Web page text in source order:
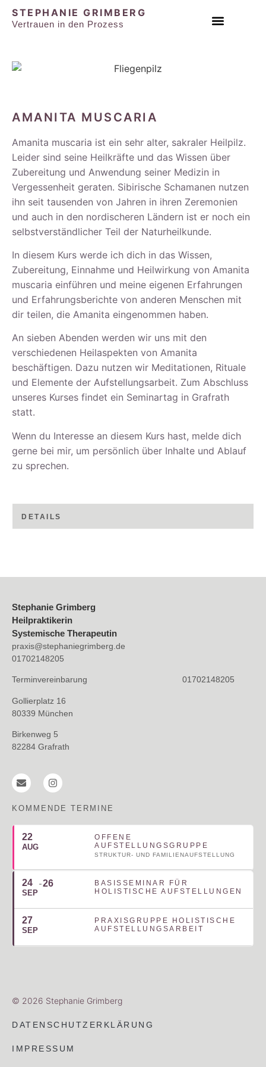
STEPHANIE GRIMBERG
Vertrauen in den Prozess
AMANITA MUSCARIA
Amanita muscaria ist ein sehr alter, sakraler Heilpilz.
Leider sind seine Heilkräfte und das Wissen über
Zubereitung und Anwendung seiner Medizin in
Vergessenheit geraten. Sibirische Schamanen nutzen
ihn seit tausenden von Jahren in ihren Zeremonien
und auch in den nordischeren Ländern ist er noch ein
selbstverständlicher Teil der Naturheilkunde.
In diesem Kurs werde ich dich in das Wissen,
Zubereitung, Einnahme und Heilwirkung von Amanita
muscaria einführen und meine eigenen Erfahrungen
und Erfahrungsberichte von anderen Menschen mit
dir teilen, die Amanita eingenommen haben.
An sieben Abenden werden wir uns mit den
verschiedenen Heilaspekten von Amanita
beschäftigen. Dazu nutzen wir Meditationen, Rituale
und Elemente der Aufstellungsarbeit. Zum Abschluss
unseres Kurses findet ein Seminartag in Grafrath
statt.
Wenn du Interesse an diesem Kurs hast, melde dich
gerne bei mir, um persönlich über Inhalte und Ablauf
zu sprechen.
DETAILS
Stephanie Grimberg
Heilpraktikerin
Systemische Therapeutin
praxis@stephaniegrimberg.de
01702148205
Terminvereinbarung 01702148205
Gollierplatz 16
80339 München
Birkenweg 5
82284 Grafrath
KOMMENDE TERMINE
22
AUG
OFFENE
AUFSTELLUNGSGRUPPE
STRUKTUR- UND FAMILIENAUFSTELLUNG
24
SEP
26
BASISSEMINAR FÜR
HOLISTISCHE AUFSTELLUNGEN
27
SEP
PRAXISGRUPPE HOLISTISCHE
AUFSTELLUNGSARBEIT
© 2026 Stephanie Grimberg
DATENSCHUTZERKLÄRUNG
IMPRESSUM